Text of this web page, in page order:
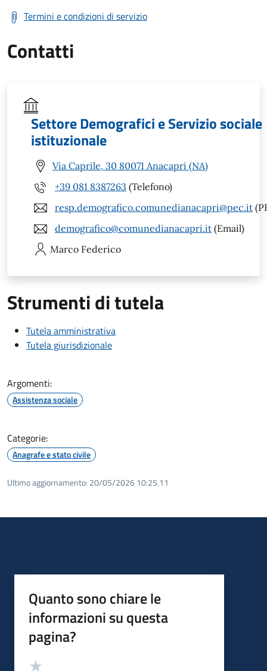
Termini e condizioni di servizio
Contatti
Settore Demografici e Servizio sociale
istituzionale
Via Caprile, 30 80071 Anacapri (NA)
+39 081 8387263 (Telefono)
resp.demografico.comunedianacapri@pec.it
demografico@comunedianacapri.it (Email)
Marco Federico
Strumenti di tutela
Tutela amministrativa
Tutela giurisdizionale
Argomenti:
Assistenza sociale
Categorie:
Anagrafe e stato civile
Ultimo aggiornamento: 20/05/2026 10:25.11
Quanto sono chiare le
informazioni su questa
pagina?
Valutazione